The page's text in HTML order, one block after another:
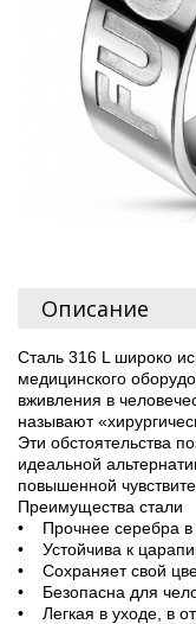
Описание
Сталь 316 L широко
медицинского
вживления в
называют
Эти обстоятельства
идеальной
повышенной
Преимущества стали
• Прочнее серебра в
• Устойчива к
• Сохраняет свой
• Безопасна для
• Легкая в уходе, в